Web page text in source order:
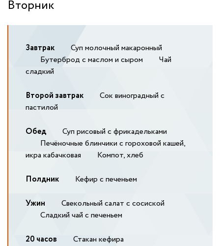
Вторник
Завтрак
Суп молочный макаронный
Бутерброд с маслом и сыром
Чай
сладкий
Второй завтрак
Сок виноградный с
пастилой
Обед
Суп рисовый с фрикадельками
Печёночные блинчики с гороховой кашей,
икра кабачковая
Компот, хлеб
Полдник Кефир с печеньем
Ужин
Свекольный салат с сосиской
Сладкий чай с печеньем
20 часов Стакан кефира